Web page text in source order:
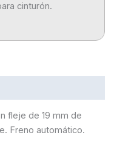
cinturón.
fleje de 19 mm de
Freno automático.